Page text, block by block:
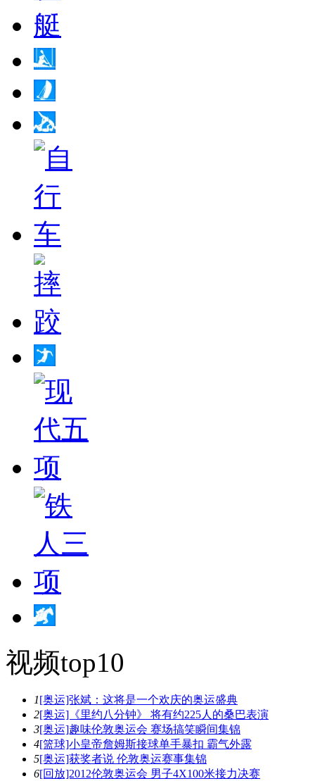
视频top10
1[奥运]张斌：这将是一个欢庆的奥运盛典
2[奥运]《里约八分钟》 将有约225人的桑巴表演
3[奥运]趣味伦敦奥运会 赛场搞笑瞬间集锦
4[篮球]小皇帝詹姆斯接球单手暴扣 霸气外露
5[奥运]获奖者说 伦敦奥运赛事集锦
6[回放]2012伦敦奥运会 男子4X100米接力决赛